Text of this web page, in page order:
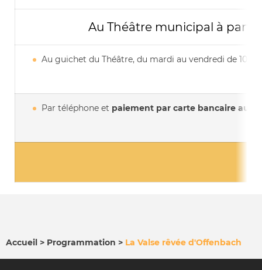
Au Théâtre municipal à partir
Au guichet du Théâtre, du mardi au vendredi de 10h à
Par téléphone et paiement par carte bancaire au
Accueil Programmation La Valse rêvée d'Offenbach